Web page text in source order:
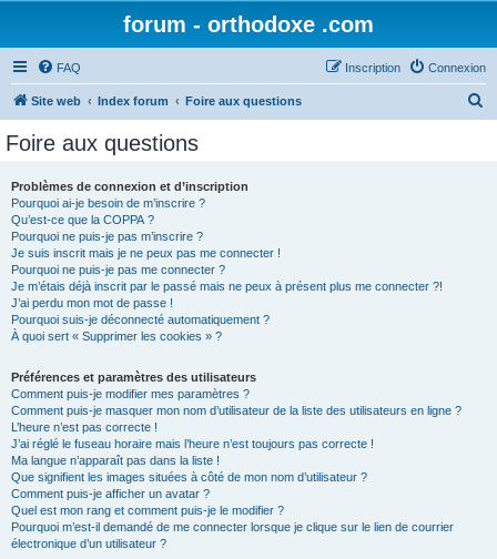
forum - orthodoxe .com
FAQ Connexion
Inscription
Site web Index forum Foire aux questions
Foire aux questions
Problèmes de connexion et d’inscription
Pourquoi ai-je besoin de m’inscrire ?
Qu’est-ce que la COPPA ?
Pourquoi ne puis-je pas m’inscrire ?
Je suis inscrit mais je ne peux pas me connecter !
Pourquoi ne puis-je pas me connecter ?
Je m’étais déjà inscrit par le passé mais ne peux à présent plus me connecter ?!
J’ai perdu mon mot de passe !
Pourquoi suis-je déconnecté automatiquement ?
À quoi sert « Supprimer les cookies » ?
Préférences et paramètres des utilisateurs
Comment puis-je modifier mes paramètres ?
Comment puis-je masquer mon nom d’utilisateur de la liste des utilisateurs en ligne ?
L’heure n’est pas correcte !
J’ai réglé le fuseau horaire mais l’heure n’est toujours pas correcte !
Ma langue n’apparaît pas dans la liste !
Que signifient les images situées à côté de mon nom d’utilisateur ?
Comment puis-je afficher un avatar ?
Quel est mon rang et comment puis-je le modifier ?
Pourquoi m’est-il demandé de me connecter lorsque je clique sur le lien de courrier
électronique d’un utilisateur ?